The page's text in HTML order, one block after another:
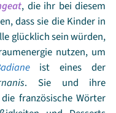
, die ihr bei diesem
dass sie die Kinder in
glücklich sein würden,
nutzen, um
ist eines der
. Sie und ihre
französische Wörter